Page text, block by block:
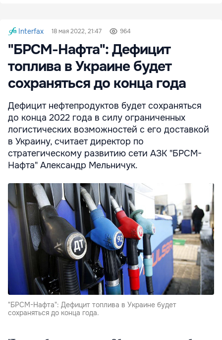
Interfax 18 мая 2022, 21:47 964
"БРСМ-Нафта": Дефицит
топлива в Украине будет
сохраняться до конца года
Дефицит нефтепродуктов будет сохраняться
до конца 2022 года в силу ограниченных
логистических возможностей с его доставкой
в Украину, считает директор по
стратегическому развитию сети АЗК "БРСМ-
Нафта" Александр Мельничук.
"БРСМ-Нафта": Дефицит топлива в Украине будет
сохраняться до конца года.